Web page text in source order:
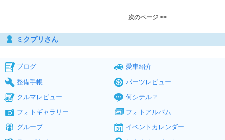
次のページ >>
ミクプリさん
ブログ
愛車紹介
整備手帳
パーツレビュー
クルマレビュー
何シテル？
フォトギャラリー
フォトアルバム
グループ
イベントカレンダー